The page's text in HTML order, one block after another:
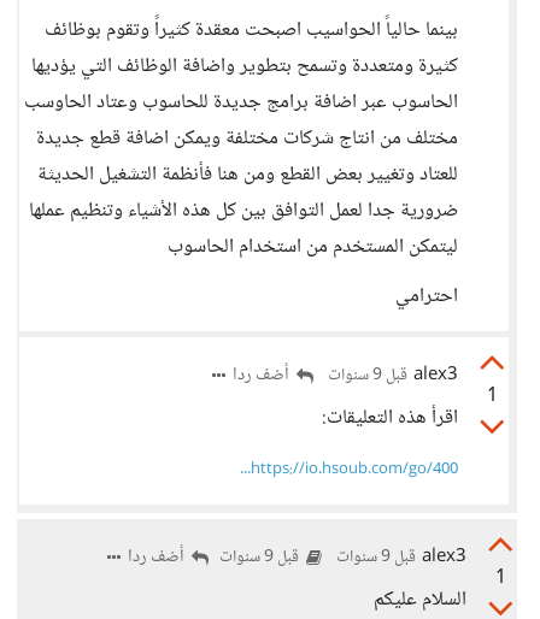
بينما حالياً الحواسيب اصبحت معقدة كثيراً وتقوم بوظائف
كثيرة ومتعددة وتسمح بتطوير واضافة الوظائف التي يؤديها
الحاسوب عبر اضافة برامج جديدة للحاسوب وعتاد الحاوسب
مختلف من انتاج شركات مختلفة ويمكن اضافة قطع جديدة
للعتاد وتغيير بعض القطع ومن هنا فأنظمة التشغيل الحديثة
ضرورية جدا لعمل التوافق بين كل هذه الأشياء وتنظيم عملها
ليتمكن المستخدم من استخدام الحاسوب
احترامي
1
alex3 قبل 9 سنوات أضف ردا
اقرأ هذه التعليقات:
https://io.hsoub.com/go/400...
1
alex3 قبل 9 سنوات قبل 9 سنوات أضف ردا
السلام عليكم